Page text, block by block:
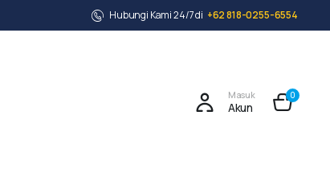
Hubungi Kami 24/7 di +62 818-0255-6554
Masuk
Akun
0